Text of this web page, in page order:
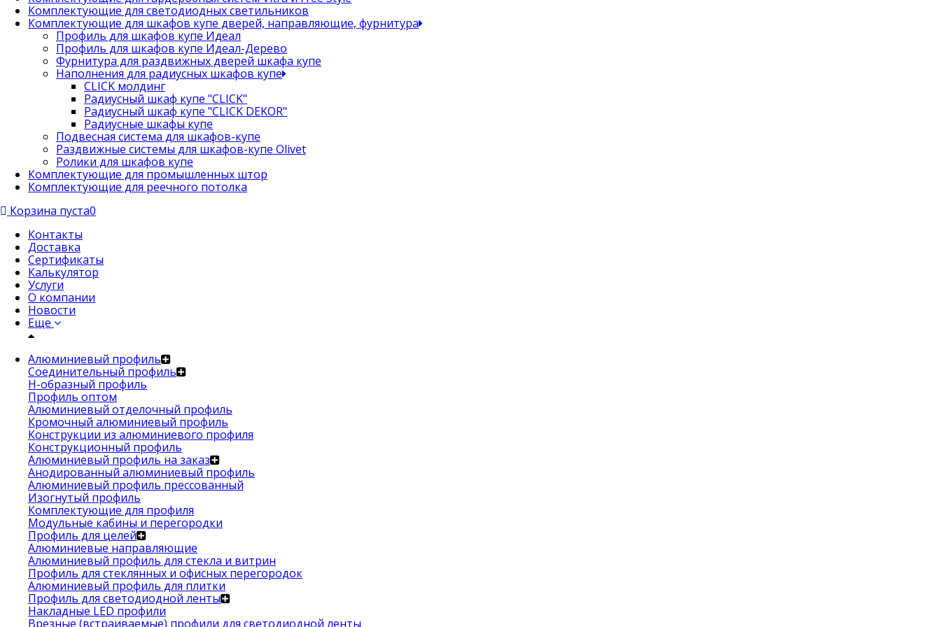
Комплектующие для светодиодных светильников
Комплектующие для шкафов купе дверей, направляющие, фурнитура
Профиль для шкафов купе Идеал
Профиль для шкафов купе Идеал-Дерево
Фурнитура для раздвижных дверей шкафа купе
Наполнения для радиусных шкафов купе
CLICK молдинг
Радиусный шкаф купе "CLICK"
Радиусный шкаф купе "CLICK DEKOR"
Радиусные шкафы купе
Подвесная система для шкафов-купе
Раздвижные системы для шкафов-купе Olivet
Ролики для шкафов купе
Комплектующие для промышленных штор
Комплектующие для реечного потолка
Корзина пуста0
Контакты
Доставка
Сертификаты
Калькулятор
Услуги
О компании
Новости
Еще
Алюминиевый профиль
Соединительный профиль
Н-образный профиль
Профиль оптом
Алюминиевый отделочный профиль
Кромочный алюминиевый профиль
Конструкции из алюминиевого профиля
Конструкционный профиль
Алюминиевый профиль на заказ
Анодированный алюминиевый профиль
Алюминиевый профиль прессованный
Изогнутый профиль
Комплектующие для профиля
Модульные кабины и перегородки
Профиль для целей
Алюминиевые направляющие
Алюминиевый профиль для стекла и витрин
Профиль для стеклянных и офисных перегородок
Алюминиевый профиль для плитки
Профиль для светодиодной ленты
Накладные LED профили
Врезные (встраиваемые) профили для светодиодной ленты